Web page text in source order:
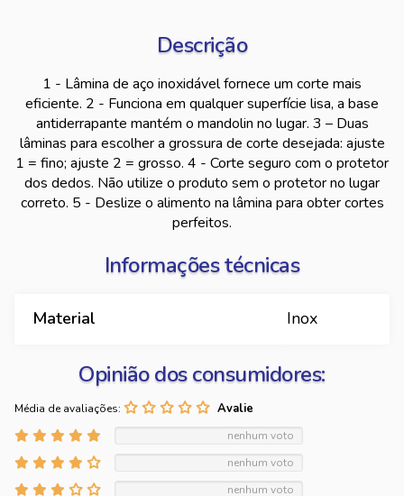
Descrição
1 - Lâmina de aço inoxidável fornece um corte mais
eficiente. 2 - Funciona em qualquer superfície lisa, a base
antiderrapante mantém o mandolin no lugar. 3 – Duas
lâminas para escolher a grossura de corte desejada: ajuste
1 = fino; ajuste 2 = grosso. 4 - Corte seguro com o protetor
dos dedos. Não utilize o produto sem o protetor no lugar
correto. 5 - Deslize o alimento na lâmina para obter cortes
perfeitos.
Informações técnicas
Material Inox
Opinião dos consumidores:
Média de avaliações:
nenhum voto
nenhum voto
nenhum voto